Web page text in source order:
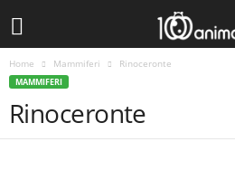
Home Mammiferi Rinoceronte
MAMMIFERI
Rinoceronte